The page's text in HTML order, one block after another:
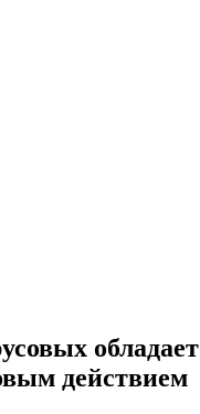
обладает
действием